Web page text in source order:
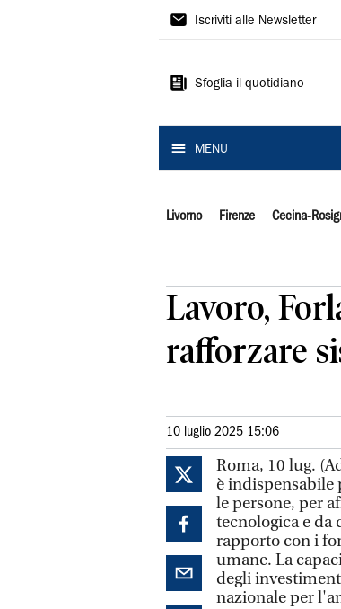
Il
Iscriviti alle Newsletter
Sfoglia il quotidiano
MENU
Livorno Firenze Cecina-
Lavoro,
rafforzare
10 luglio 2025 15:06
Roma, 10 lug.
è indispensabile
le persone, per
tecnologica e da
rapporto con i
umane. La
degli
nazionale per